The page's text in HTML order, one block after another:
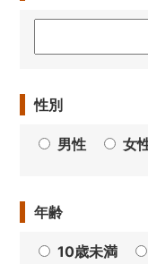
性別
男性 女
年齢
10歳未満